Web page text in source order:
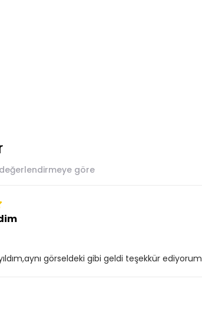
göre
görseldeki gibi geldi teşekkür ediyorum